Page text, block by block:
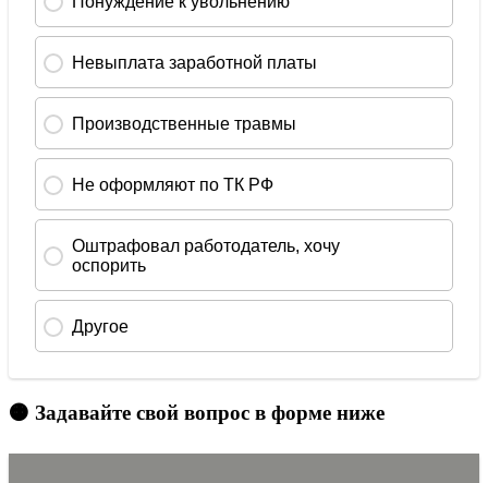
🟠 Задавайте свой вопрос в форме ниже